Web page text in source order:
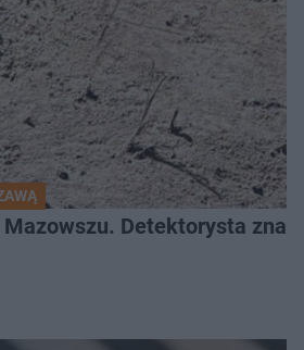
Detektorysta